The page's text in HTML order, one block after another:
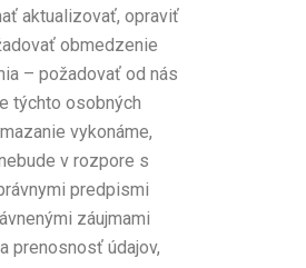
aktualizovať, opraviť
obmedzenie
– požadovať od nás
týchto osobných
vykonáme,
v rozpore s
predpismi
záujmami
prenosnosť údajov,